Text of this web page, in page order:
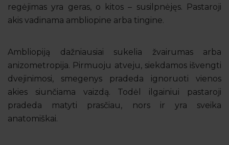
regėjimas yra geras, o kitos – susilpnėjęs. Pastaroji
akis vadinama ambliopine arba tingine.
Ambliopiją dažniausiai sukelia žvairumas arba
anizometropija. Pirmuoju atveju, siekdamos išvengti
dvejinimosi, smegenys pradeda ignoruoti vienos
akies siunčiama vaizdą. Todėl ilgainiui pastaroji
pradeda matyti prasčiau, nors ir yra sveika
anatomiškai.